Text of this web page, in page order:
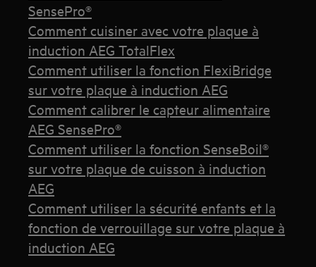
SensePro®
Comment cuisiner avec votre plaque à
induction AEG TotalFlex
Comment utiliser la fonction FlexiBridge
sur votre plaque à induction AEG
Comment calibrer le capteur alimentaire
AEG SensePro®
Comment utiliser la fonction SenseBoil®
sur votre plaque de cuisson à induction
AEG
Comment utiliser la sécurité enfants et la
fonction de verrouillage sur votre plaque à
induction AEG